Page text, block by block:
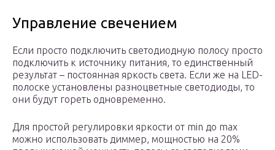
Управление свечением
Если просто подключить светодиодную полосу просто
подключить к источнику питания, то единственный
результат – постоянная яркость света. Если же на LED-
полоске установлены разноцветные светодиоды, то
они будут гореть одновременно.
Для простой регулировки яркости от min до max
можно использовать диммер, мощностью на 20%